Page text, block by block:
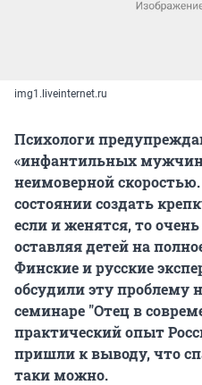
img1.liveinternet.ru
Психологи
«инфантильных
неимоверной
состоянии создать
если и женятся, то
оставляя детей на
Финские и русские
обсудили эту проблему
семинаре "Отец в
практический опыт
пришли к выводу, что
таки можно.